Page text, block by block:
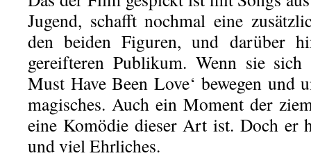
Jugend, schafft nochmal eine
den beiden Figuren, und darüber
gereifteren Publikum. Wenn sie
Must Have Been Love‘ bewegen und
magisches. Auch ein Moment der
eine Komödie dieser Art ist. Doch er
und viel Ehrliches.